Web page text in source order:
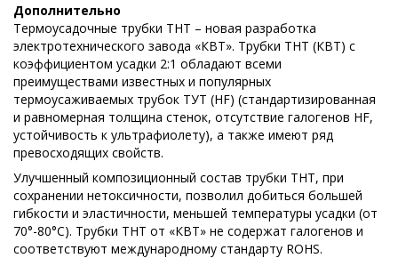
Дополнительно
Термоусадочные трубки ТНТ – новая разработка
электротехнического завода «КВТ». Трубки ТНТ (КВТ) с
коэффициентом усадки 2:1 обладают всеми
преимуществами известных и популярных
термоусаживаемых трубок ТУТ (HF) (стандартизированная
и равномерная толщина стенок, отсутствие галогенов HF,
устойчивость к ультрафиолету), а также имеют ряд
превосходящих свойств.
Улучшенный композиционный состав трубки ТНТ, при
сохранении нетоксичности, позволил добиться большей
гибкости и эластичности, меньшей температуры усадки (от
70°-80°С). Трубки ТНТ от «КВТ» не содержат галогенов и
соответствуют международному стандарту ROHS.